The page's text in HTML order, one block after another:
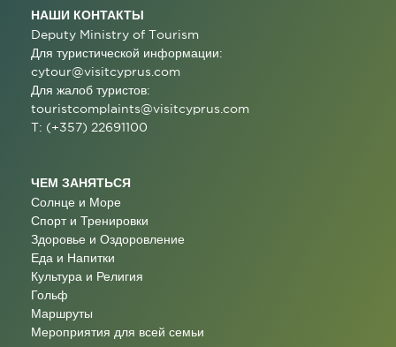
НАШИ КОНТАКТЫ
Deputy Ministry of Tourism
Для туристической информации:
cytour@visitcyprus.com
Для жалоб туристов:
touristcomplaints@visitcyprus.com
T: (+357) 22691100
ЧЕМ ЗАНЯТЬСЯ
Солнце и Море
Спорт и Тренировки
Здоровье и Оздоровление
Еда и Напитки
Культура и Религия
Гольф
Маршруты
Мероприятия для всей семьи